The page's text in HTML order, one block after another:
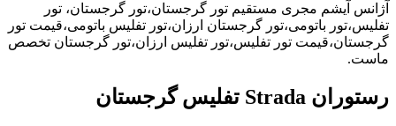
آژانس آیشم مجری مستقیم تور گرجستان،تور گرجستان، تور
تفلیس،تور باتومی،تور گرجستان ارزان،تور تفلیس باتومی،قیمت تور
گرجستان،قیمت تور تفلیس،تور تفلیس ارزان،تور گرجستان تخصص
ماست.
رستوران Strada تفلیس گرجستان